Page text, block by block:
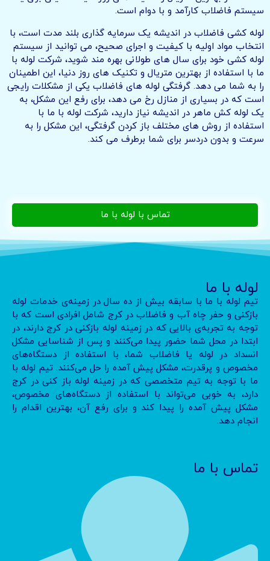
سیستم فاضلاب کارآمد و با دوام است.
لوله کشی فاضلاب در اندیشه یک سرمایه گذاری بلند مدت است، با
انتخاب مواد اولیه با کیفیت و اجرای صحیح، می توانید از سیستم
لوله کشی خود برای سال های طولانی بهره مند شوید، شرکت لوله با
ما با استفاده از بهترین متریال و تکنیک های روز دنیا، این اطمینان
را به شما می دهد. گرفتگی لوله های فاضلاب یکی از مشکلات رایجی
است که در بسیاری از منازل رخ می دهد، برای رفع این مشکل، به
یک لوله کش ماهر در اندیشه نیاز دارید، شرکت لوله با ما با
استفاده از روش های مختلف باز کردن گرفتگی، این مشکل را به
سرعت و بدون دردسر برای شما برطرف می کند.
تماس با لوله با ما
لوله با ما
تیم لوله با ما با سابقه بیش از ده سال در زمینه‌ی خدمات لوله
بازکنی و حفر چاه آب و فاضلاب در کرج شامل افرادی است که با
توجه به تجربه‌ی بالایی که در زمینه لوله بازکنی در کرج دارند، در
ابتدا در محل شما حضور پیدا می‌کنند و پس از شناسایی مشکل
انسداد در لوله یا فاضلاب شما، با استفاده از دستگاه‌های
مخصوص و پرقدرت، مشکل پیش آمده را حل می‌کنند. تیم لوله با
ما با توجه به تیم متخصصی که در زمینه لوله باز کنی در کرج
دارد، به خوبی می‌تواند با استفاده از دستگاه‌های مخصوص،
مشکل پیش آمده را پیدا کند و برای رفع آن، بهترین اقدام را
انجام دهد.
تماس با ما